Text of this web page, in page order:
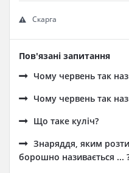
Скарга
Пов'язані запитання
Чому червень так
Чому червень так
Що таке куліч?
Знаряддя, яким
борошно називається ...